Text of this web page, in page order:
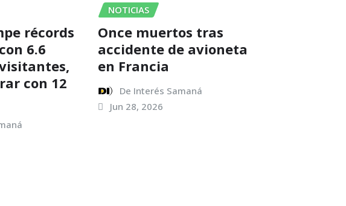
récords
6.6
con 12
NOTICIAS
Once muertos tras
accidente de avioneta
en Francia
De Interés Samaná
Jun 28, 2026